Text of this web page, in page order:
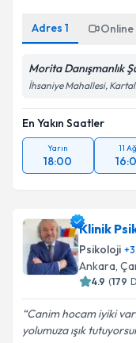
Adres 1
Morita Danışmanlık
İhsaniye Mahallesi,
En Yakın Saatler
Yarın
18:00
11
Klinik
Psikoloji +3
Ankara,
4.9 (179
Canim hocam iyiki
yolumuza ışık